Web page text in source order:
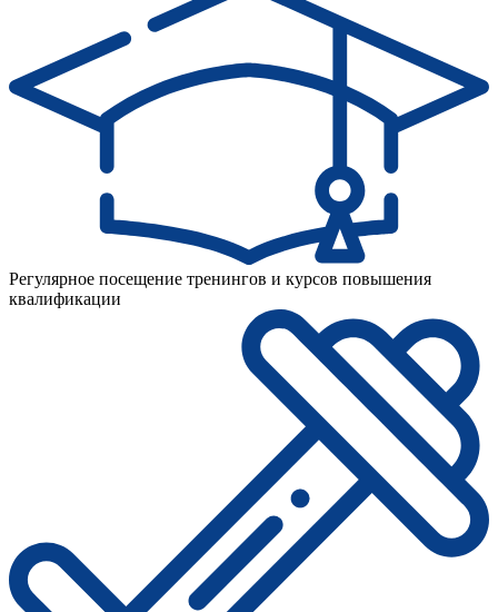
Регулярное посещение тренингов и курсов повышения
квалификации